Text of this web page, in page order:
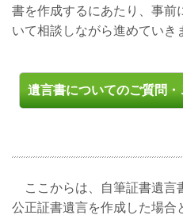
書を作成するにあたり、事前
いて相談しながら進めていき
遺言書についてのご質問
ここからは、自筆証書遺言
公正証書遺言を作成した場合